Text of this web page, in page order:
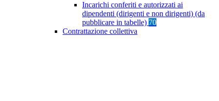
Incarichi conferiti e autorizzati ai
dipendenti (dirigenti e non dirigenti) (da
pubblicare in tabelle) 70
Contrattazione collettiva